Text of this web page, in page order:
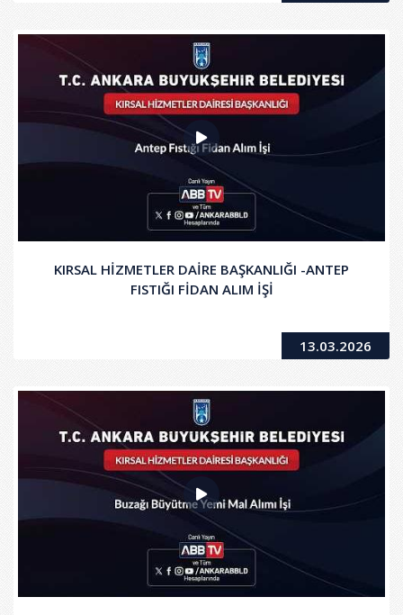
KIRSAL HİZMETLER DAİRE BAŞKANLIĞI -ANTEP
FISTIĞI FİDAN ALIM İŞİ
13.03.2026